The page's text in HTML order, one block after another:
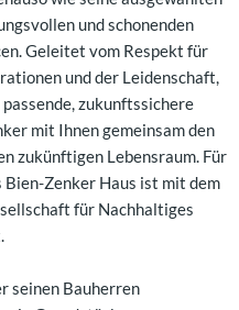
und schonenden
Geleitet vom Respekt für
und der Leidenschaft,
zukunftssichere
mit Ihnen gemeinsam den
zukünftigen Lebensraum. Für
Bien-Zenker Haus ist mit dem
für Nachhaltiges
seinen Bauherren